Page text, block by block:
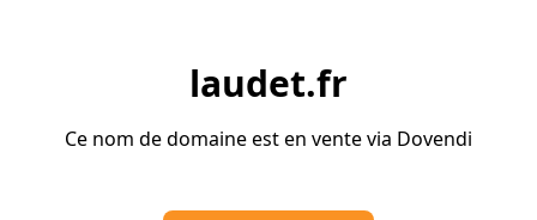
laudet.fr
Ce nom de domaine est en vente via Dovendi